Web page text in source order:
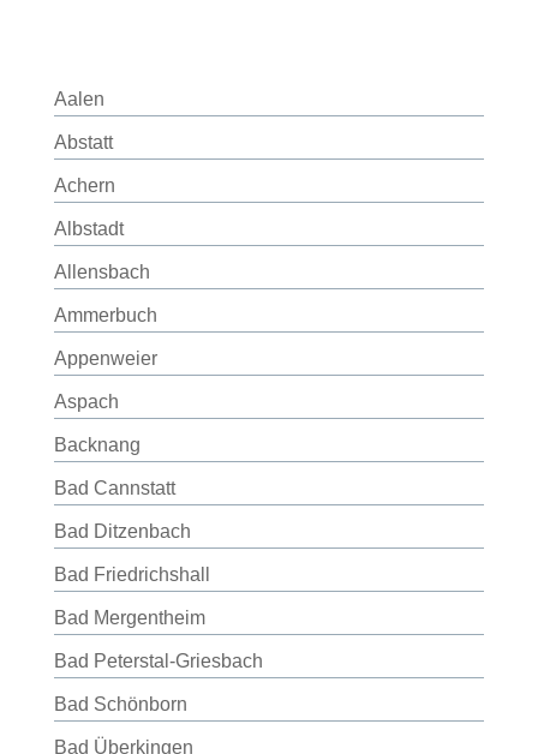
Aalen
Abstatt
Achern
Albstadt
Allensbach
Ammerbuch
Appenweier
Aspach
Backnang
Bad Cannstatt
Bad Ditzenbach
Bad Friedrichshall
Bad Mergentheim
Bad Peterstal-Griesbach
Bad Schönborn
Bad Überkingen